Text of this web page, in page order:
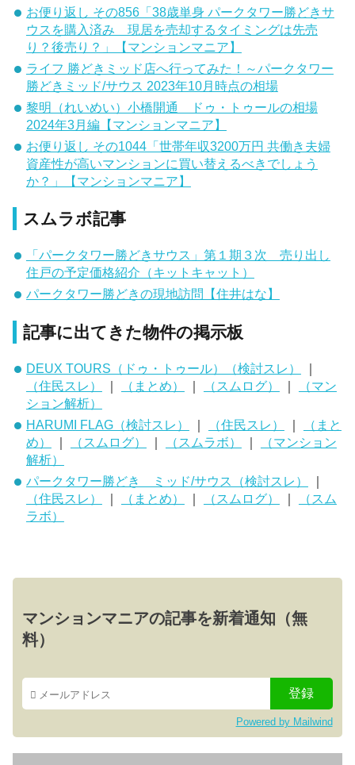
お便り返し その856「38歳単身 パークタワー勝どきサ
ウスを購入済み 現居を売却するタイミングは先売
り？後売り？」【マンションマニア】
ライフ 勝どきミッド店へ行ってみた！～パークタワー
勝どきミッド/サウス 2023年10月時点の相場
黎明（れいめい）小橋開通 ドゥ・トゥールの相場
2024年3月編【マンションマニア】
お便り返し その1044「世帯年収3200万円 共働き夫婦
資産性が高いマンションに買い替えるべきでしょう
か？」【マンションマニア】
スムラボ記事
「パークタワー勝どきサウス」第１期３次 売り出し
住戸の予定価格紹介（キットキャット）
パークタワー勝どきの現地訪問【住井はな】
記事に出てきた物件の掲示板
DEUX TOURS（ドゥ・トゥール）（検討スレ）
｜
（住民スレ）
｜ （まとめ） ｜ （スムログ） ｜
（マン
ション解析）
HARUMI FLAG（検討スレ）
｜ （住民スレ） ｜
（まと
め）
｜ （スムログ） ｜ （スムラボ） ｜
（マンション
解析）
パークタワー勝どき ミッド/サウス（検討スレ）
｜
（住民スレ）
｜ （まとめ） ｜ （スムログ） ｜
（スム
ラボ）
マンションマニアの記事を新着通知（無
料）
Powered by Mailwind